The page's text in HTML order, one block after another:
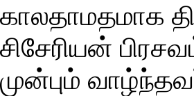
காலதாமதமாக
சிசேரியன்
முன்பும்